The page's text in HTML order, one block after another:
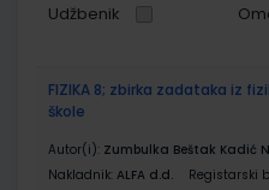
Udžbenik
FIZIKA 8; zbirka zadataka iz
škole
Autor(i): Zumbulka Beštak Kadić
Nakladnik: ALFA d.d. Registarski